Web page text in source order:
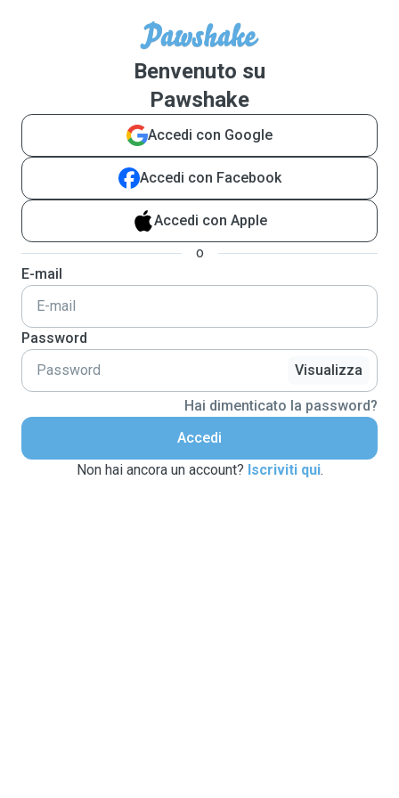
Benvenuto su
Pawshake
Accedi con Google
Accedi con Facebook
Accedi con Apple
o
E-mail
Password
Visualizza
Hai dimenticato la password?
Accedi
Non hai ancora un account? Iscriviti qui.